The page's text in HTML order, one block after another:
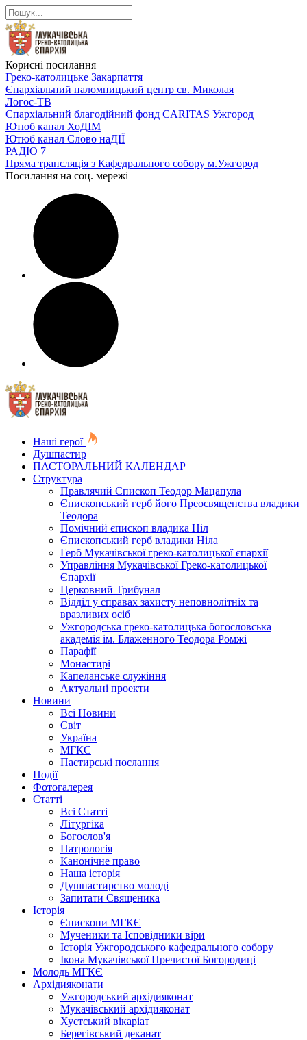
Корисні посилання
Греко-католицьке Закарпаття
Єпархіальний паломницький центр св. Миколая
Логос-ТВ
Єпархіальний благодійний фонд CARITAS Ужгород
Ютюб канал ХоДІМ
Ютюб канал Слово наДІЇ
РАДІО 7
Пряма трансляція з Кафедрального собору м.Ужгород
Посилання на соц. мережі
Наші герої
Душпастир
ПАСТОРАЛЬНИЙ КАЛЕНДАР
Структура
Правлячий Єпископ Теодор Мацапула
Єпископський герб його Преосвященства владики
Теодора
Помічний єпископ владика Ніл
Єпископський герб владики Ніла
Герб Мукачівської греко-католицької єпархії
Управління Мукачівської Греко-католицької
Єпархії
Церковний Трибунал
Відділ у справах захисту неповнолітніх та
вразливих осіб
Ужгородська греко-католицька богословська
академія ім. Блаженного Теодора Ромжі
Парафії
Монастирі
Капеланське служіння
Актуальні проекти
Новини
Всі Новини
Світ
Україна
МГКЄ
Пастирські послання
Події
Фотогалерея
Статті
Всі Статті
Літургіка
Богослов'я
Патрологія
Канонічне право
Наша історія
Душпастирство молоді
Запитати Священика
Історія
Єпископи МГКЄ
Мученики та Ісповідники віри
Історія Ужгородського кафедрального собору
Ікона Мукачівської Пречистої Богородиці
Молодь МГКЄ
Архідияконати
Ужгородський архідияконат
Мукачівський архідияконат
Хустський вікаріат
Берегівський деканат